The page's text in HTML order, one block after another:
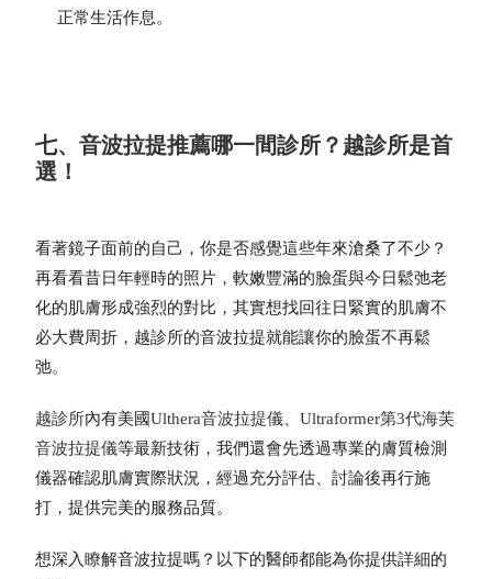
正常生活作息。
七、音波拉提推薦哪一間診所？越診所是首
選！
看著鏡子面前的自己，你是否感覺這些年來滄桑了不少？
再看看昔日年輕時的照片，軟嫩豐滿的臉蛋與今日鬆弛老
化的肌膚形成強烈的對比，其實想找回往日緊實的肌膚不
必大費周折，越診所的音波拉提就能讓你的臉蛋不再鬆
弛。
越診所內有美國Ulthera音波拉提儀 、Ultraformer第3代海芙
音波拉提儀等最新技術，我們還會先透過專業的膚質檢測
儀器確認肌膚實際狀況，經過充分評估、討論後再行施
打，提供完美的服務品質。
想深入瞭解音波拉提嗎？以下的醫師都能為你提供詳細的